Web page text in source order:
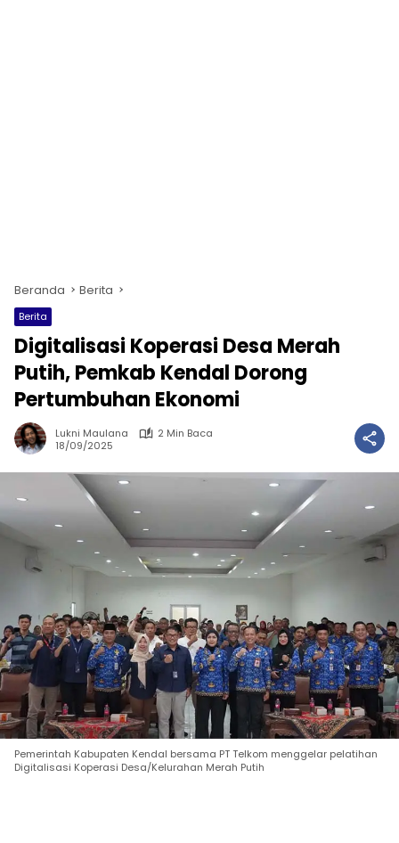
Beranda Berita
Berita
Digitalisasi Koperasi Desa Merah
Putih, Pemkab Kendal Dorong
Pertumbuhan Ekonomi
Lukni Maulana
2 Min Baca
18/09/2025
Pemerintah Kabupaten Kendal bersama PT Telkom menggelar pelatihan
Digitalisasi Koperasi Desa/Kelurahan Merah Putih